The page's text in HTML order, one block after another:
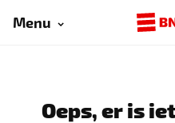
Menu
Oeps, er is